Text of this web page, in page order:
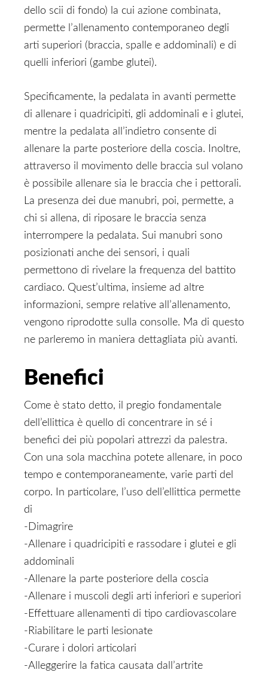
dello scii di fondo) la cui azione combinata,
permette l’allenamento contemporaneo degli
arti superiori (braccia, spalle e addominali) e di
quelli inferiori (gambe glutei).
Specificamente, la pedalata in avanti permette
di allenare i quadricipiti, gli addominali e i glutei,
mentre la pedalata all’indietro consente di
allenare la parte posteriore della coscia. Inoltre,
attraverso il movimento delle braccia sul volano
è possibile allenare sia le braccia che i pettorali.
La presenza dei due manubri, poi, permette, a
chi si allena, di riposare le braccia senza
interrompere la pedalata. Sui manubri sono
posizionati anche dei sensori, i quali
permettono di rivelare la frequenza del battito
cardiaco. Quest’ultima, insieme ad altre
informazioni, sempre relative all’allenamento,
vengono riprodotte sulla consolle. Ma di questo
ne parleremo in maniera dettagliata più avanti.
Benefici
Come è stato detto, il pregio fondamentale
dell’ellittica è quello di concentrare in sé i
benefici dei più popolari attrezzi da palestra.
Con una sola macchina potete allenare, in poco
tempo e contemporaneamente, varie parti del
corpo. In particolare, l’uso dell’ellittica permette
di
-Dimagrire
-Allenare i quadricipiti e rassodare i glutei e gli
addominali
-Allenare la parte posteriore della coscia
-Allenare i muscoli degli arti inferiori e superiori
-Effettuare allenamenti di tipo cardiovascolare
-Riabilitare le parti lesionate
-Curare i dolori articolari
-Alleggerire la fatica causata dall’artrite